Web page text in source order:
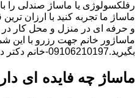
رفلکسولوژی یا ماساژ صندلی را
ماساژ ما تجربه کنید با ارزان
و حرفه ای در منزل و محل کار در
ماساژور خانم جهت رزرو با این
بگیرید.09106210197-خانم دکتر دمیرچی
ماساژ چه فایده ای